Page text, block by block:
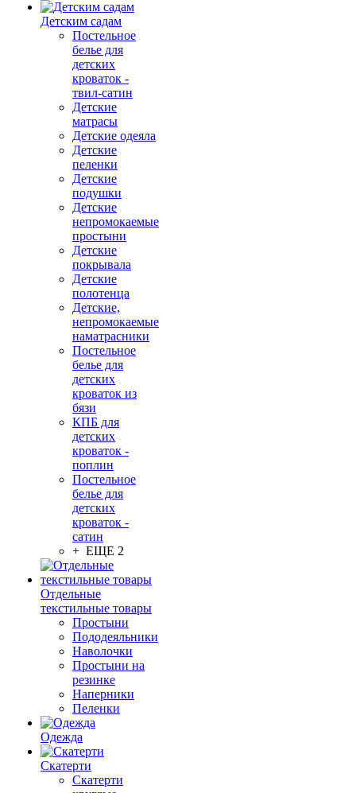
Детским садам
Постельное
белье для
детских
кроваток -
твил-сатин
Детские
матрасы
Детские одеяла
Детские
пеленки
Детские
подушки
Детские
непромокаемые
простыни
Детские
покрывала
Детские
полотенца
Детские,
непромокаемые
наматрасники
Постельное
белье для
детских
кроваток из
бязи
КПБ для
детских
кроваток -
поплин
Постельное
белье для
детских
кроваток -
сатин
+ ЕЩЕ 2
Отдельные
текстильные товары
Простыни
Пододеяльники
Наволочки
Простыни на
резинке
Наперники
Пеленки
Одежда
Скатерти
Скатерти